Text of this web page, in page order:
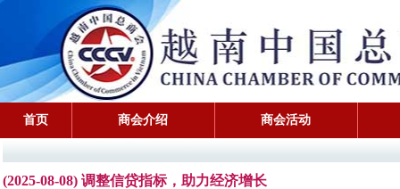
首页 商会介绍 商会活动
(2025-08-08) 调整信贷指标，助力经济增长